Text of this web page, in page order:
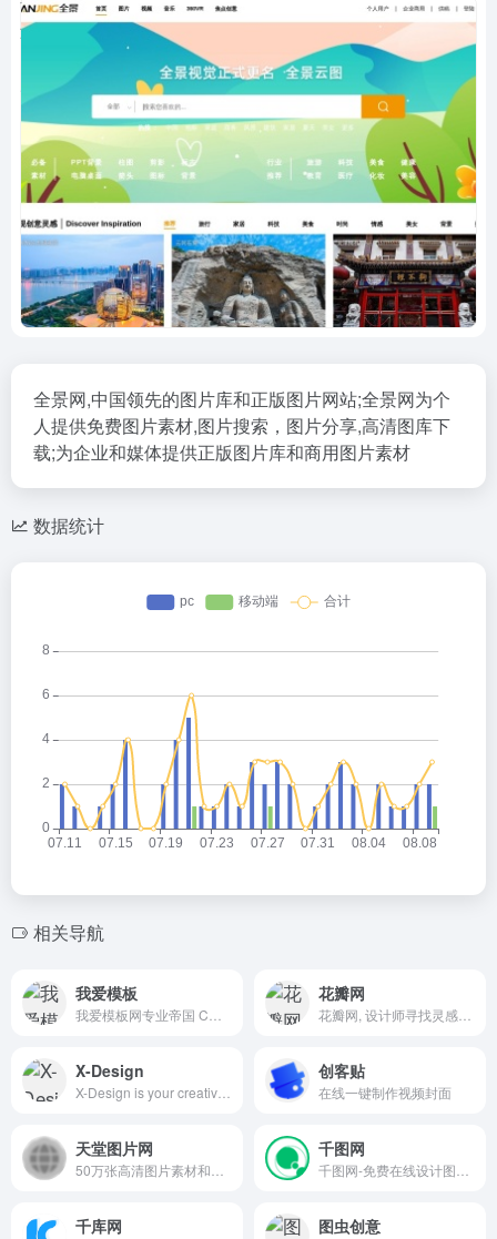
全景网,中国领先的图片库和正版图片网站;全景网为个
人提供免费图片素材,图片搜索，图片分享,高清图库下
载;为企业和媒体提供正版图片库和商用图片素材
数据统计
相关导航
我爱模板 花瓣网
X-Design 创客贴
在线一键制作视频封面
天堂图片网 千图网
千库网 图虫创意